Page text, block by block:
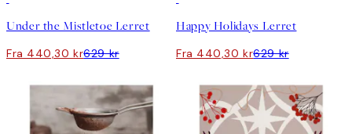
Under the Mistletoe Lerret
Fra 440,30 kr629 kr
Happy Holidays Lerret
Fra 440,30 kr629 kr